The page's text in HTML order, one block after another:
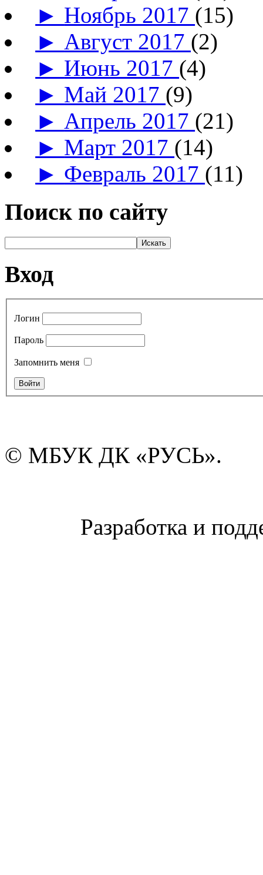
► Ноябрь 2017 (15)
► Август 2017 (2)
► Июнь 2017 (4)
► Май 2017 (9)
► Апрель 2017 (21)
► Март 2017 (14)
► Февраль 2017 (11)
Поиск по сайту
Вход
Логин
Пароль
Запомнить меня
© МБУК ДК «РУСЬ».
Разработка и